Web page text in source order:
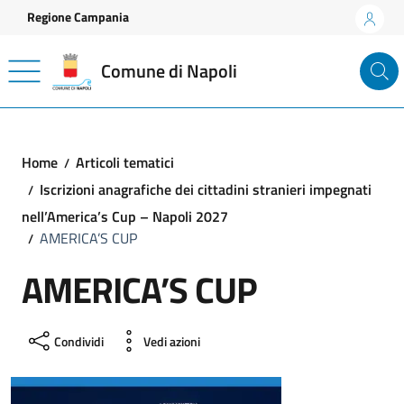
Vai ai contenuti
Vai al footer
Regione Campania
Comune di Napoli
Home
Articoli tematici
Iscrizioni anagrafiche dei cittadini stranieri impegnati
nell’America’s Cup – Napoli 2027
AMERICA’S CUP
AMERICA’S CUP
Condividi Vedi azioni